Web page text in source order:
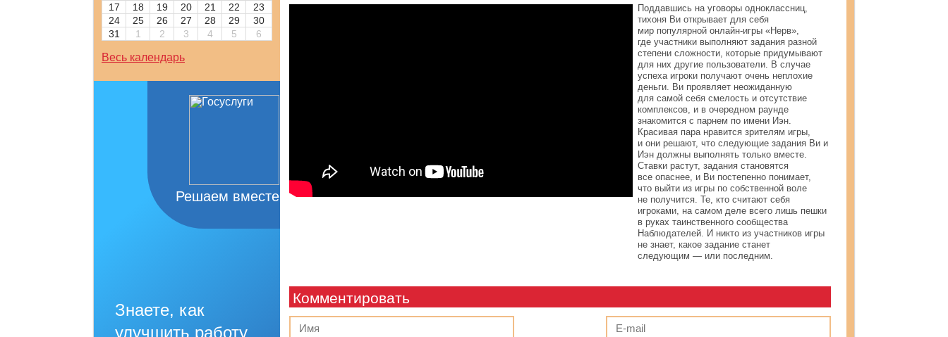
17
18 19 20 21 22
23
24
25 26 27 28 29
30
31
1 2 3 4 5 6
Весь календарь
Решаем вместе
Знаете, как
улучшить работу
Поддавшись на уговоры одноклассниц,
тихоня Ви открывает для себя
мир популярной онлайн-игры «Нерв»,
где участники выполняют задания разной
степени сложности, которые придумывают
для них другие пользователи. В случае
успеха игроки получают очень неплохие
деньги. Ви проявляет неожиданную
для самой себя смелость и отсутствие
комплексов, и в очередном раунде
знакомится с парнем по имени Иэн.
Красивая пара нравится зрителям игры,
и они решают, что следующие задания Ви и
Иэн должны выполнять только вместе.
Ставки растут, задания становятся
все опаснее, и Ви постепенно понимает,
что выйти из игры по собственной воле
не получится. Те, кто считают себя
игроками, на самом деле всего лишь пешки
в руках таинственного сообщества
Наблюдателей. И никто из участников игры
не знает, какое задание станет
следующим — или последним.
Комментировать